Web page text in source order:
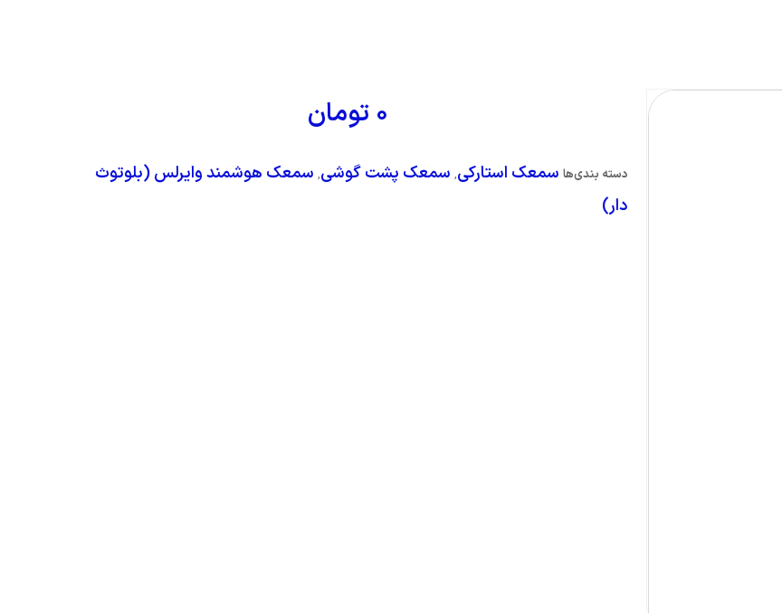
۰ تومان
دسته بندی‌ها سمعک استارکی, سمعک پشت گوشی, سمعک هوشمند وایرلس (بلوتوث
دار)